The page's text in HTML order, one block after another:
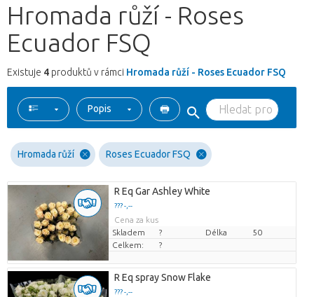
Hromada růží - Roses
Ecuador FSQ
Existuje 4 produktů v rámci Hromada růží - Roses Ecuador FSQ
Popis
Hromada růží Roses Ecuador FSQ
R Eq Gar Ashley White
??? -,--
Cena za kus
Skladem
? Délka
50
Celkem:
?
R Eq spray Snow Flake
??? -,--